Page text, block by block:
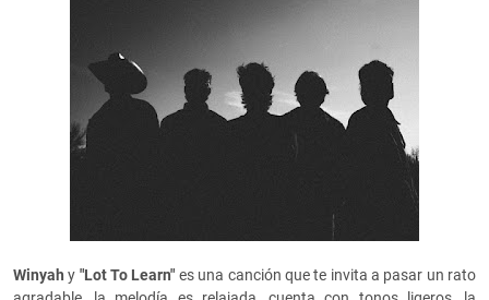
Winyah y "Lot To Learn" es una canción que te invita a pasar un rato